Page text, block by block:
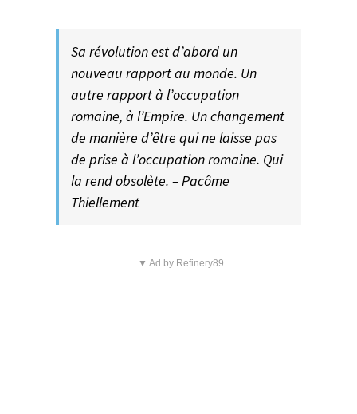
Sa révolution est d’abord un
nouveau rapport au monde. Un
autre rapport à l’occupation
romaine, à l’Empire. Un changement
de manière d’être qui ne laisse pas
de prise à l’occupation romaine. Qui
la rend obsolète. – Pacôme
Thiellement
▼ Ad by Refinery89